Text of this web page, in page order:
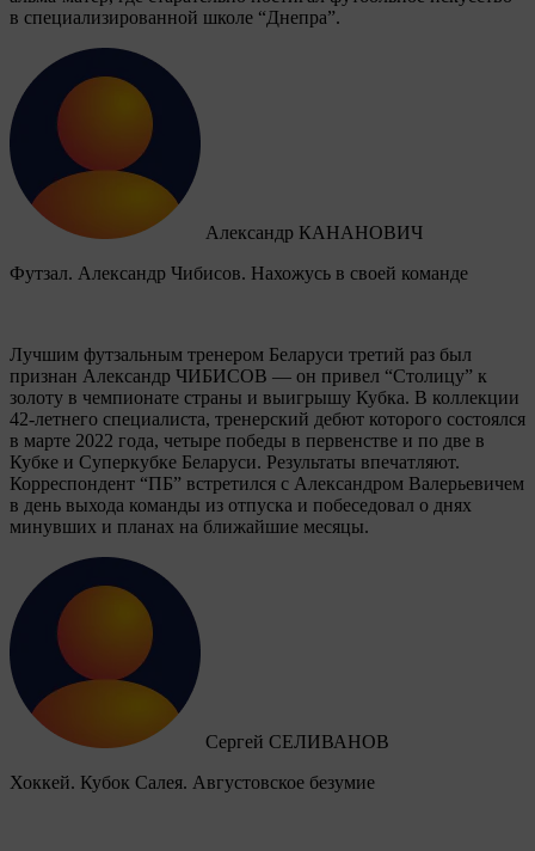
в специализированной школе “Днепра”.
Александр КАНАНОВИЧ
Футзал. Александр Чибисов. Нахожусь в своей команде
Лучшим футзальным тренером Беларуси третий раз был
признан Александр ЧИБИСОВ — он привел “Столицу” к
золоту в чемпионате страны и выигрышу Кубка. В коллекции
42-летнего специалиста, тренерский дебют которого состоялся
в марте 2022 года, четыре победы в первенстве и по две в
Кубке и Суперкубке Беларуси. Результаты впечатляют.
Корреспондент “ПБ” встретился с Александром Валерьевичем
в день выхода команды из отпуска и побеседовал о днях
минувших и планах на ближайшие месяцы.
Сергей СЕЛИВАНОВ
Хоккей. Кубок Салея. Августовское безумие